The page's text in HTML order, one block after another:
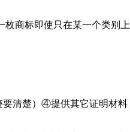
商标即使只在某一个类别
清楚）④提供其它证明材料